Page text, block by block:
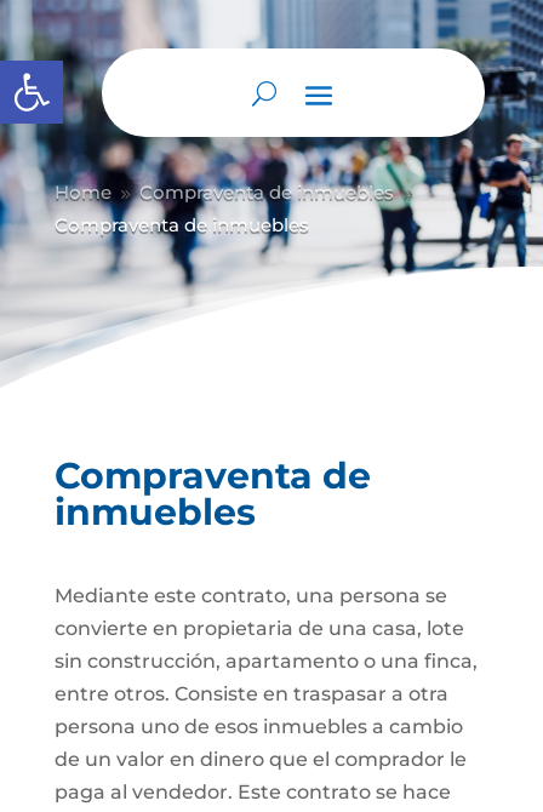
Abrir barra de herramientas
Home 9 Compraventa de inmuebles 9
Compraventa de inmuebles
Compraventa de
inmuebles
Mediante este contrato, una persona se
convierte en propietaria de una casa, lote
sin construcción, apartamento o una finca,
entre otros. Consiste en traspasar a otra
persona uno de esos inmuebles a cambio
de un valor en dinero que el comprador le
paga al vendedor. Este contrato se hace